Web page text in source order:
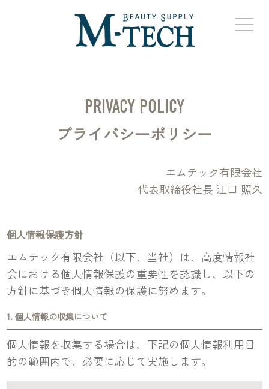
PRIVACY POLICY
プライバシーポリシー
エムテック有限会社
代表取締役社長 江口 照久
個人情報保護方針
エムテック有限会社（以下、当社）は、高度情報社
会における個人情報保護の重要性を認識し、以下の
方針に基づき個人情報の保護に努めます。
1. 個人情報の収集について
個人情報を収集する場合は、下記の個人情報利用目
的の範囲内で、必要に応じて実施します。